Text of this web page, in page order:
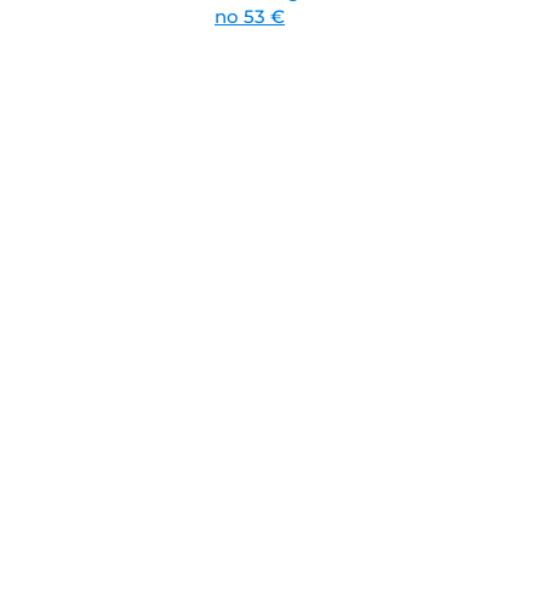
no 53 €